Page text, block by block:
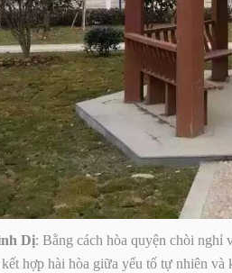
Dị: Bằng cách hòa quyện chòi nghỉ
hợp hài hòa giữa yếu tố tự nhiên